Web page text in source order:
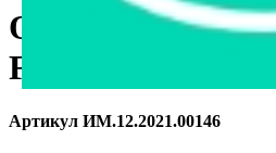
OP617 Фильтр
FILTRON,
Артикул ИМ.12.2021.00146